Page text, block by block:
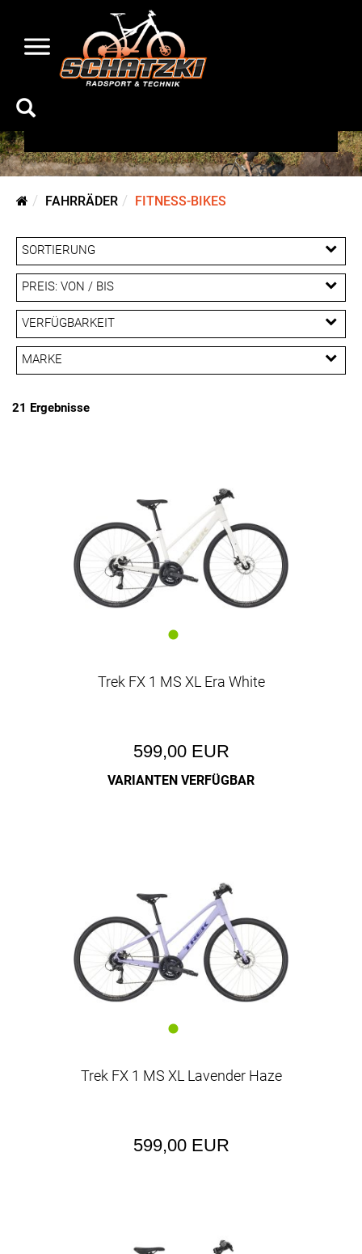
Fitness-Bikes
FAHRRÄDER FITNESS-BIKES
SORTIERUNG
PREIS: VON / BIS
EUR
PREISFILTER ANWENDEN
VERFÜGBARKEIT
MARKE
21 Ergebnisse
Trek FX 1 MS XL Era White
599,00 EUR
VARIANTEN VERFÜGBAR
Trek FX 1 MS XL Lavender Haze
599,00 EUR